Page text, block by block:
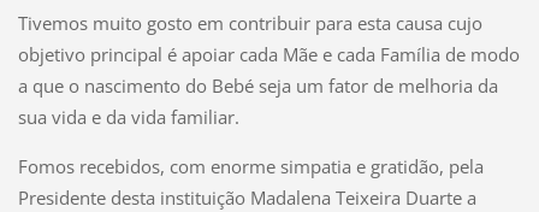
Tivemos muito gosto em contribuir para esta causa cujo
objetivo principal é apoiar cada Mãe e cada Família de modo
a que o nascimento do Bebé seja um fator de melhoria da
sua vida e da vida familiar.
Fomos recebidos, com enorme simpatia e gratidão, pela
Presidente desta instituição Madalena Teixeira Duarte a